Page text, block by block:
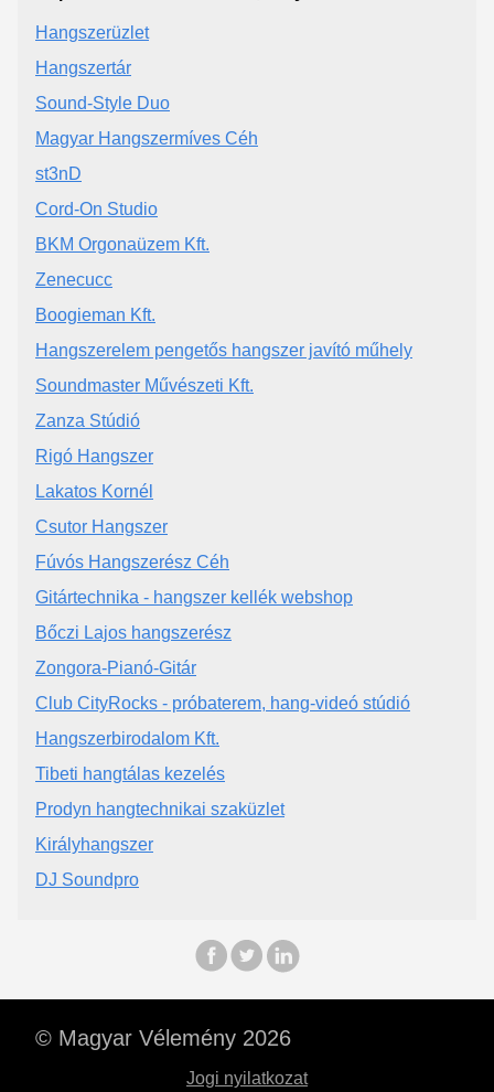
Hangszerüzlet
Hangszertár
Sound-Style Duo
Magyar Hangszermíves Céh
st3nD
Cord-On Studio
BKM Orgonaüzem Kft.
Zenecucc
Boogieman Kft.
Hangszerelem pengetős hangszer javító műhely
Soundmaster Művészeti Kft.
Zanza Stúdió
Rigó Hangszer
Lakatos Kornél
Csutor Hangszer
Fúvós Hangszerész Céh
Gitártechnika - hangszer kellék webshop
Bőczi Lajos hangszerész
Zongora-Pianó-Gitár
Club CityRocks - próbaterem, hang-videó stúdió
Hangszerbirodalom Kft.
Tibeti hangtálas kezelés
Prodyn hangtechnikai szaküzlet
Királyhangszer
DJ Soundpro
© Magyar Vélemény 2026
Jogi nyilatkozat